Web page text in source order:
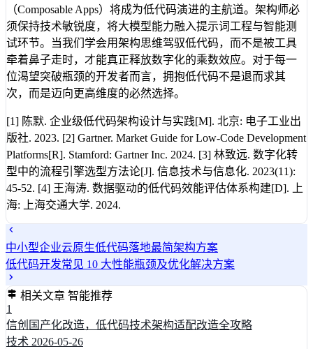
（Composable Apps）将成为低代码演进的主航道。架构师必
须保持技术敏锐度，将大模型能力融入提示词工程与智能测
试环节。当我们学会用架构思维驾驭低代码，而不是被工具
牵着鼻子走时，才能真正释放数字化的乘数效应。对于每一
位渴望突破瓶颈的开发者而言，拥抱低代码不是退而求其
次，而是迈向更高维度的必然选择。
[1] 陈默. 企业级低代码架构设计与实践[M]. 北京: 电子工业出
版社. 2023. [2] Gartner. Market Guide for Low-Code Development
Platforms[R]. Stamford: Gartner Inc. 2024. [3] 林致远. 数字化转
型中的流程引擎选型方法论[J]. 信息技术与信息化. 2023(11):
45-52. [4] 王海涛. 数据驱动的低代码效能评估体系构建[D]. 上
海: 上海交通大学. 2024.
中小型企业云原生低代码落地最简架构方案
低代码开发常见 10 大性能瓶颈及优化解决方案
相关文章 智能推荐
1
信创国产化改造，低代码技术架构适配改造全攻略
技术 2026-05-26